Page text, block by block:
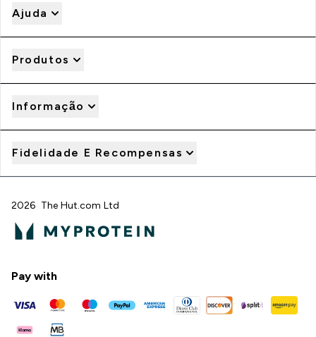
Ajuda
Produtos
Informação
Fidelidade E Recompensas
2026 The Hut.com Ltd
Pay with